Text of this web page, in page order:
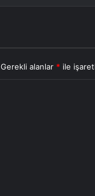
Gerekli alanlar * ile